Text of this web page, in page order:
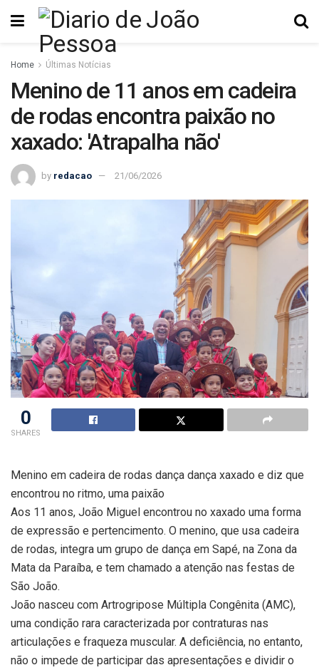
Home Últimas Notícias
Menino de 11 anos em cadeira
de rodas encontra paixão no
xaxado: 'Atrapalha não'
by redacao 21/06/2026
0
SHARES
Menino em cadeira de rodas dança dança xaxado e diz que
encontrou no ritmo, uma paixão
Aos 11 anos, João Miguel encontrou no xaxado uma forma
de expressão e pertencimento. O menino, que usa cadeira
de rodas, integra um grupo de dança em Sapé, na Zona da
Mata da Paraíba, e tem chamado a atenção nas festas de
São João.
João nasceu com Artrogripose Múltipla Congênita (AMC),
uma condição rara caracterizada por contraturas nas
articulações e fraqueza muscular. A deficiência, no entanto,
não o impede de participar das apresentações e dividir o